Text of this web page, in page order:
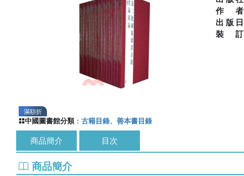
滿額折
作者
出版日
裝訂
中國圖書館分類 ： 古籍目錄、善本書目錄
商品簡介 目次
商品簡介